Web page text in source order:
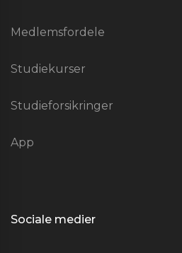
Medlemsfordele
Studiekurser
Studieforsikringer
App
Sociale medier